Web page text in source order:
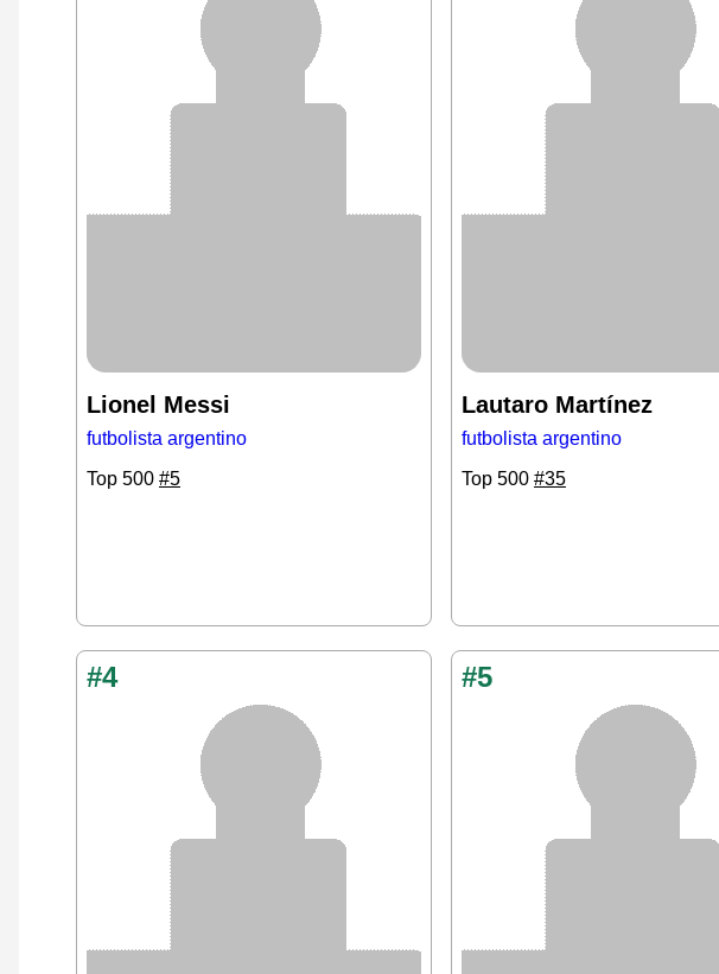
Lionel Messi
futbolista argentino
Top 500 #5
Lautaro Martínez
futbolista argentino
Top 500 #35
#4 #5